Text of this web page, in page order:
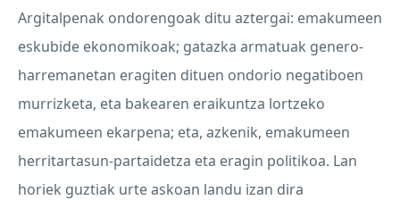
Argitalpenak ondorengoak ditu aztergai: emakumeen
eskubide ekonomikoak; gatazka armatuak genero-
harremanetan eragiten dituen ondorio negatiboen
murrizketa, eta bakearen eraikuntza lortzeko
emakumeen ekarpena; eta, azkenik, emakumeen
herritartasun-partaidetza eta eragin politikoa. Lan
horiek guztiak urte askoan landu izan dira